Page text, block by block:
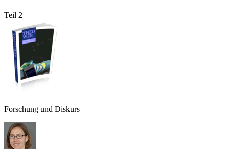
Teil 2
Forschung und Diskurs